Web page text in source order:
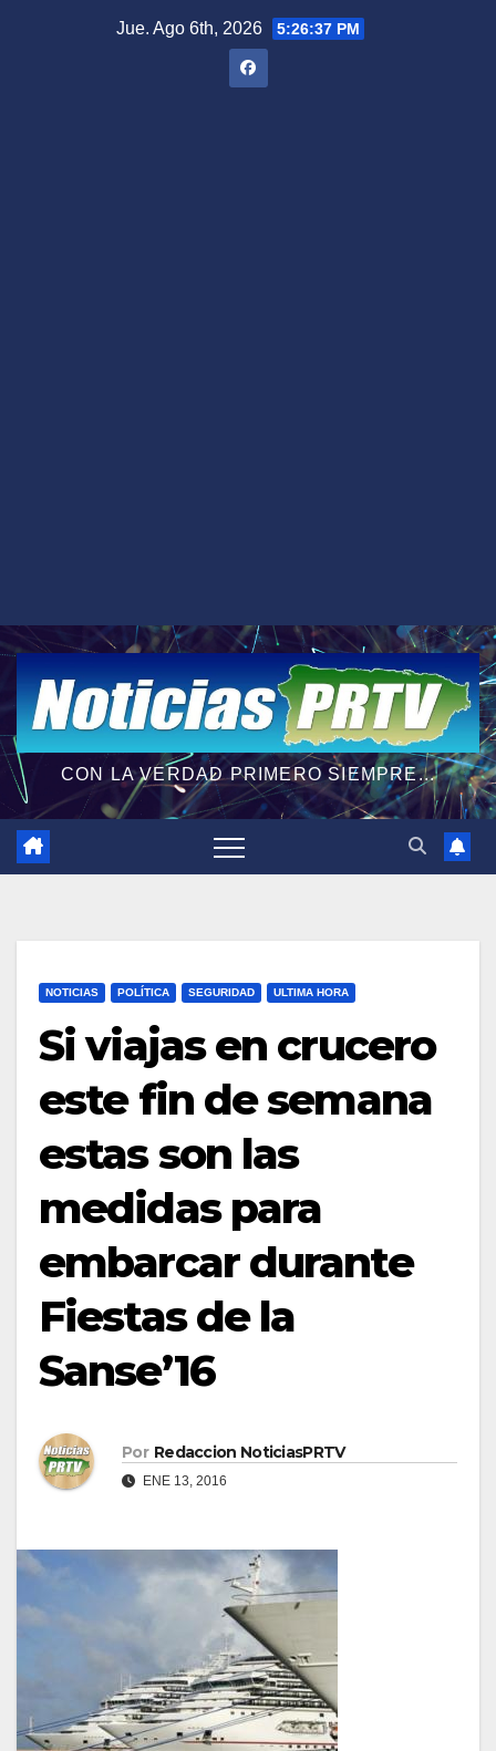
Jue. Ago 6th, 2026 5:26:38 PM
CON LA VERDAD PRIMERO SIEMPRE...
NOTICIAS POLÍTICA SEGURIDAD ULTIMA HORA
Si viajas en crucero
este fin de semana
estas son las
medidas para
embarcar durante
Fiestas de la
Sanse’16
Por Redaccion NoticiasPRTV
ENE 13, 2016